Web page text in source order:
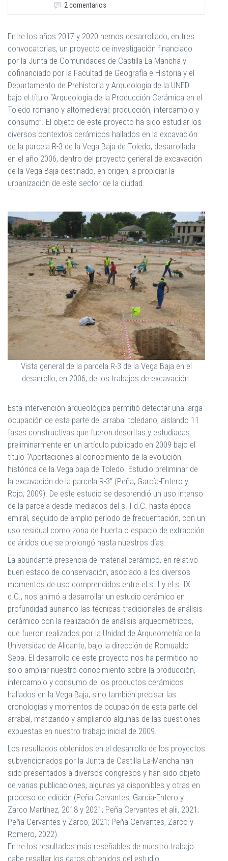
2 comentarios
Entre los años 2017 y 2020 hemos desarrollado, en tres
convocatorias, un proyecto de investigación financiado
por la Junta de Comunidades de Castilla-La Mancha y
cofinanciado por la Facultad de Geografía e Historia y el
Departamento de Prehistoria y Arqueología de la UNED
bajo el título “Arqueología de la Producción Cerámica en el
Toledo romano y altomedieval: producción, intercambio y
consumo”. El objeto de este proyecto ha sido estudiar los
diversos contextos cerámicos hallados en la excavación
de la parcela R-3 de la Vega Baja de Toledo, desarrollada
en el año 2006, dentro del proyecto general de excavación
de la Vega Baja destinado, en origen, a propiciar la
urbanización de este sector de la ciudad.
Vista general de la parcela R-3 de la Vega Baja en el
desarrollo, en 2006, de los trabajos de excavación.
Esta intervención arqueológica permitió detectar una larga
ocupación de esta parte del arrabal toledano, aislando 11
fases constructivas que fueron descritas y estudiadas
preliminarmente en un artículo publicado en 2009 bajo el
título “Aportaciones al conocimiento de la evolución
histórica de la Vega baja de Toledo. Estudio preliminar de
la excavación de la parcela R-3” (Peña, García-Entero y
Rojo, 2009). De este estudio se desprendió un uso intenso
de la parcela desde mediados del s. I d.C. hasta época
emiral, seguido de amplio periodo de frecuentación, con un
uso residual como zona de huerta o espacio de extracción
de áridos que se prolongó hasta nuestros días.
La abundante presencia de material cerámico, en relativo
buen estado de conservación, asociado a los diversos
momentos de uso comprendidos entre el s. I y el s. IX
d.C., nos animó a desarrollar un estudio cerámico en
profundidad aunando las técnicas tradicionales de análisis
cerámico con la realización de análisis arqueométricos,
que fueron realizados por la Unidad de Arqueometría de la
Universidad de Alicante, bajo la dirección de Romualdo
Seba. El desarrollo de este proyecto nos ha permitido no
solo ampliar nuestro conocimiento sobre la producción,
intercambio y consumo de los productos cerámicos
hallados en la Vega Baja, sino también precisar las
cronologías y momentos de ocupación de esta parte del
arrabal, matizando y ampliando algunas de las cuestiones
expuestas en nuestro trabajo inicial de 2009.
Los resultados obtenidos en el desarrollo de los proyectos
subvencionados por la Junta de Castilla La-Mancha han
sido presentados a diversos congresos y han sido objeto
de varias publicaciones, algunas ya disponibles y otras en
proceso de edición (Peña Cervantes, García-Entero y
Zarco Martínez, 2018 y 2021; Peña Cervantes et alii, 2021;
Peña Cervantes y Zarco, 2021; Peña Cervantes, Zarco y
Romero, 2022).
Entre los resultados más reseñables de nuestro trabajo
cabe resaltar los datos obtenidos del estudio